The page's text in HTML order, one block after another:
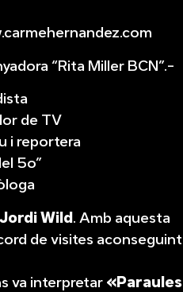
“Rita Miller BCN”.-
de TV
i reportera
5o”
Jordi Wild. Amb aquesta
de visites aconseguint
va interpretar «Paraules